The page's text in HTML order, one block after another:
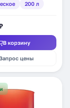
200 л
В корзину
цены